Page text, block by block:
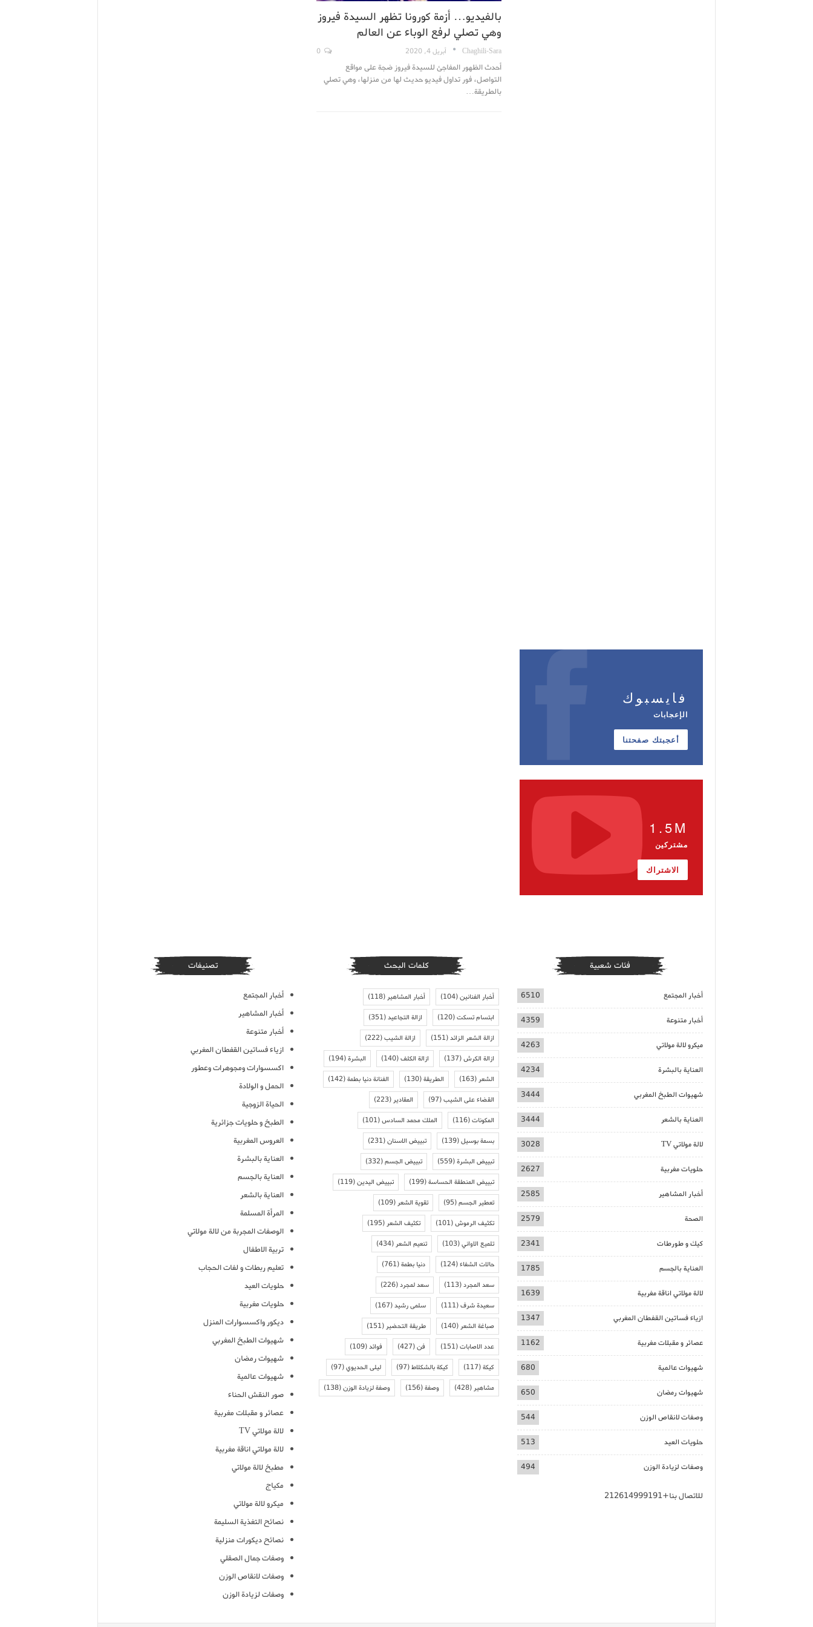
بالفيديو… أزمة كورونا تظهر السيدة فيروز
وهي تصلي لرفع الوباء عن العالم
Chaghili-Sara أبريل 4, 2020
أحدث الظهور المفاجئ للسيدة فيروز ضجة على مواقع
التواصل، فور تداول فيديو حديث لها من منزلها، وهي تصلي
بالطريقة…
فايسبوك
الإعجابات
أعجبتك صفحتنا
1.5M
مشتركين
الاشتراك
فئات شعبية
أخبار المجتمع 6510
أخبار متنوعة 4359
ميكرو لالة مولاتي 4263
العناية بالبشرة 4234
شهيوات الطبخ المغربي 3444
العناية بالشعر 3444
لالة مولاتي TV 3028
حلويات مغربية 2627
أخبار المشاهير 2585
الصحة 2579
كيك و طورطات 2341
العناية بالجسم 1785
لالة مولاتي اناقة مغربية 1639
ازياء فساتين القفطان المغربي 1347
عصائر و مقبلات مغربية 1162
شهيوات عالمية 680
شهيوات رمضان 650
وصفات لانقاص الوزن 544
حلويات العيد 513
وصفات لزيادة الوزن 494
للاتصال بنا+212614999191
كلمات البحث
أخبار الفنانين(104) أخبار المشاهير(118)
ابتسام تسكت(120) ازالة التجاعيد(351)
ازالة الشعر الزائد(151) ازالة الشيب(222)
ازالة الكرش(137) ازالة الكلف(140) البشرة(194)
الشعر(163) الطريقة(130) الفنانة دنيا بطمة(142)
القضاء على الشيب(97) المقادير(223)
المكونات(116) الملك محمد السادس(101)
بسمة بوسيل(139) تبييض الاسنان(231)
تبييض البشرة(559) تبييض الجسم(332)
تبييض المنطقة الحساسة(199) تبييض اليدين(119)
تعطير الجسم(95) تقوية الشعر(109)
تكثيف الرموش(101) تكثيف الشعر(195)
تلميع الاواني(103) تنعيم الشعر(434)
حالات الشفاء(124) دنيا بطمة(761)
سعد المجرد(113) سعد لمجرد(226)
سعيدة شرف(111) سلمى رشيد(167)
صباغة الشعر(140) طريقة التحضير(151)
عدد الاصابات(151) فن(427) فوائد(109)
كيكة(117) كيكة بالشكلاط(97) ليلى الحديوي(97)
مشاهير(428) وصفة(156) وصفة لزيادة الوزن(138)
تصنيفات
أخبار المجتمع
أخبار المشاهير
أخبار متنوعة
ازياء فساتين القفطان المغربي
اكسسوارات ومجوهرات وعطور
الحمل و الولادة
الحياة الزوجية
الطبخ و حلويات جزائرية
العروس المغربية
العناية بالبشرة
العناية بالجسم
العناية بالشعر
المرأة المسلمة
الوصفات المجربة من لالة مولاتي
تربية الاطفال
تعليم ربطات و لفات الحجاب
حلويات العيد
حلويات مغربية
ديكور واكسسوارات المنزل
شهيوات الطبخ المغربي
شهيوات رمضان
شهيوات عالمية
صور النقش الحناء
عصائر و مقبلات مغربية
لالة مولاتي TV
لالة مولاتي اناقة مغربية
مطبخ لالة مولاتي
مكياج
ميكرو لالة مولاتي
نصائح التغذية السليمة
نصائح ديكورات منزلية
وصفات جمال الصقلي
وصفات لانقاص الوزن
وصفات لزيادة الوزن